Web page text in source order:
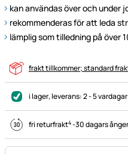
kan användas över och under
rekommenderas för att leda
lämplig som tilledning på över
frakt tillkommer; standard
i lager, leverans:2 - 5 vardagar
fri returfrakt4-30 dagars